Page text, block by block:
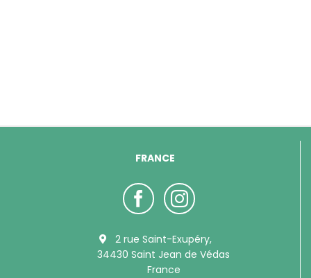
FRANCE
2 rue Saint-Exupéry,
34430 Saint Jean de Védas
France